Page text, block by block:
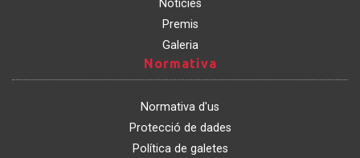
Notícies
Premis
Galeria
Normativa
Normativa d'us
Protecció de dades
Política de galetes